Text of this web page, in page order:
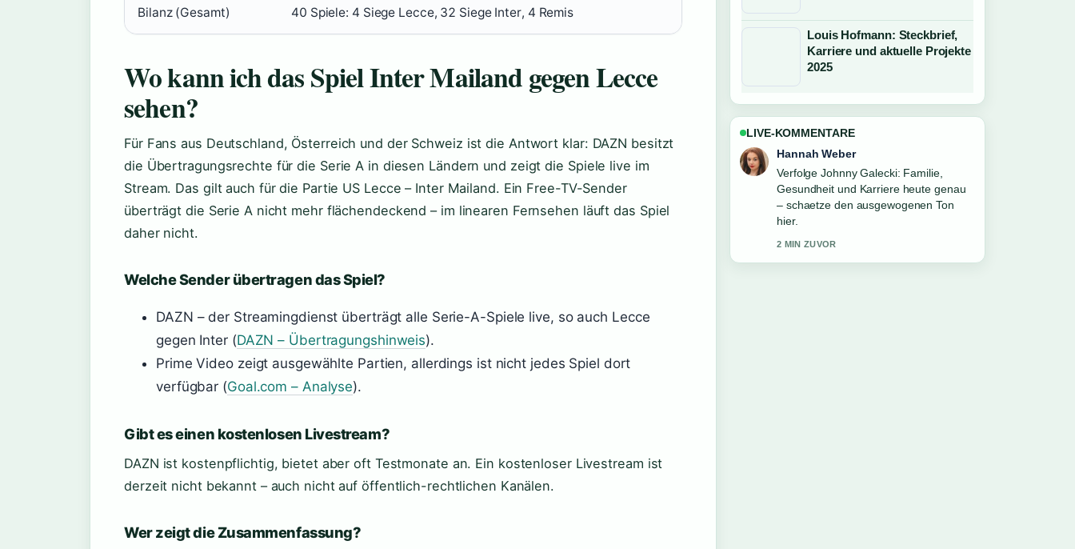
Bilanz (Gesamt) 40 Spiele: 4 Siege Lecce, 32 Siege Inter, 4 Remis
Wo kann ich das Spiel Inter Mailand gegen Lecce
sehen?
Für Fans aus Deutschland, Österreich und der Schweiz ist die Antwort klar: DAZN besitzt
die Übertragungsrechte für die Serie A in diesen Ländern und zeigt die Spiele live im
Stream. Das gilt auch für die Partie US Lecce – Inter Mailand. Ein Free-TV-Sender
überträgt die Serie A nicht mehr flächendeckend – im linearen Fernsehen läuft das Spiel
daher nicht.
Welche Sender übertragen das Spiel?
DAZN – der Streamingdienst überträgt alle Serie-A-Spiele live, so auch Lecce
gegen Inter (DAZN – Übertragungshinweis).
Prime Video zeigt ausgewählte Partien, allerdings ist nicht jedes Spiel dort
verfügbar (Goal.com – Analyse).
Gibt es einen kostenlosen Livestream?
DAZN ist kostenpflichtig, bietet aber oft Testmonate an. Ein kostenloser Livestream ist
derzeit nicht bekannt – auch nicht auf öffentlich-rechtlichen Kanälen.
Wer zeigt die Zusammenfassung?
Louis Hofmann: Steckbrief,
Karriere und aktuelle Projekte
2025
LIVE-KOMMENTARE
Tim Vogel
Hilfreicher Kontext zu Edvard Munch:
Leben und Werk des
expressionistischen.... Bitte haltet
diesen Liveticker aktuell.
4 MIN ZUVOR